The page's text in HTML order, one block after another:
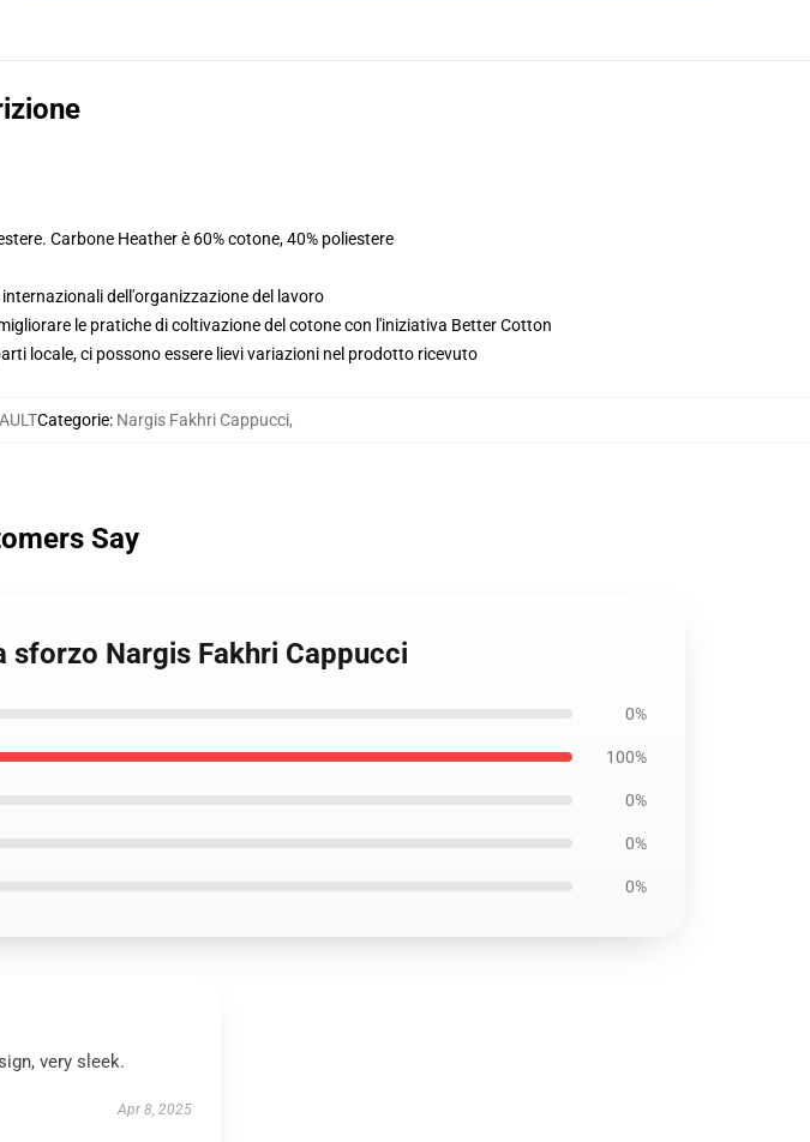
Carbone Heather è 60% cotone, 40% poliestere
dell'organizzazione del lavoro
le pratiche di coltivazione del cotone con l'iniziativa Better Cotton
locale, ci possono essere lievi variazioni nel prodotto ricevuto
Categorie: Nargis Fakhri Cappucci,
Say
sforzo Nargis Fakhri Cappucci
0%
100%
0%
0%
0%
very sleek.
Apr 8, 2025